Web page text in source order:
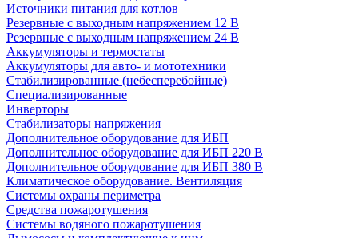
Источники питания для котлов
Резервные с выходным напряжением 12 В
Резервные с выходным напряжением 24 В
Аккумуляторы и термостаты
Аккумуляторы для авто- и мототехники
Стабилизированные (небесперебойные)
Специализированные
Инверторы
Стабилизаторы напряжения
Дополнительное оборудование для ИБП
Дополнительное оборудование для ИБП 220 В
Дополнительное оборудование для ИБП 380 В
Климатическое оборудование. Вентиляция
Системы охраны периметра
Средства пожаротушения
Системы водяного пожаротушения